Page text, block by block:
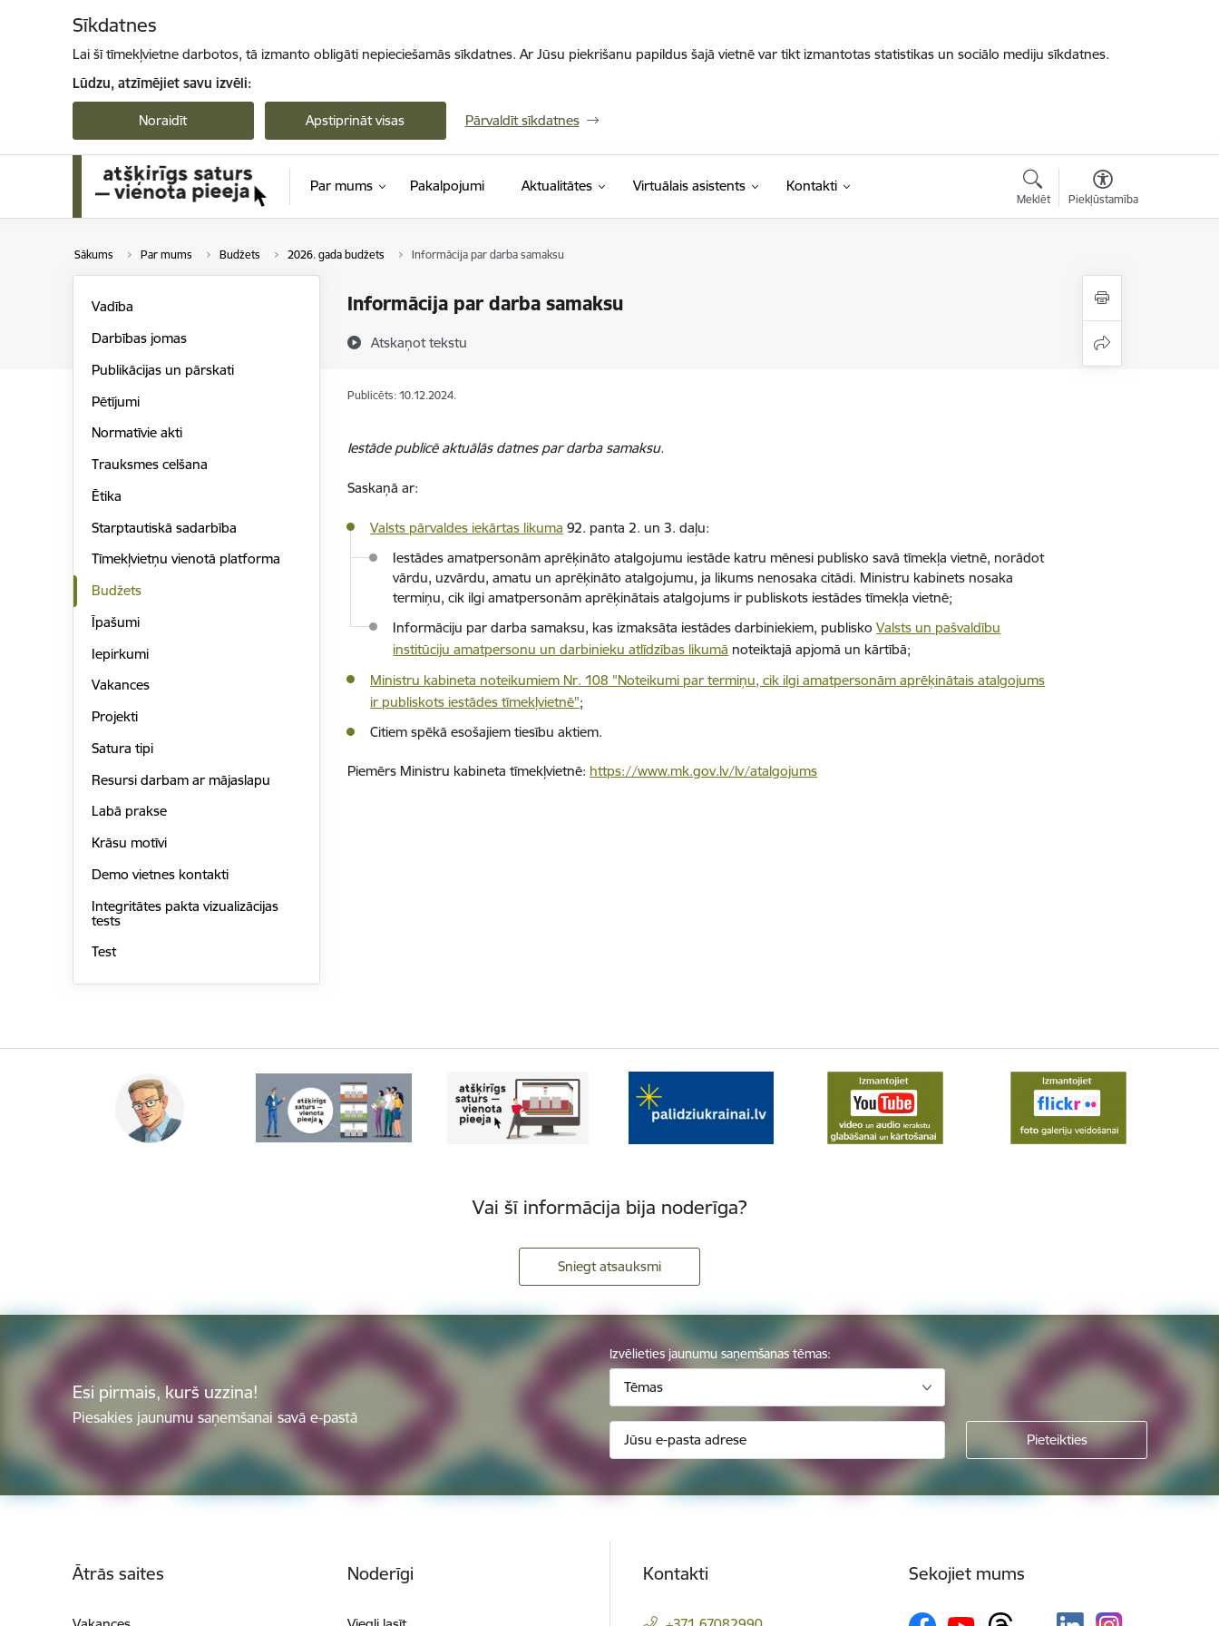
Sīkdatnes
Lai šī tīmekļvietne darbotos, tā izmanto obligāti nepieciešamās sīkdatnes. Ar Jūsu piekrišanu papildus šajā vietnē var tikt izmantotas statistikas un sociālo mediju sīkdatnes.
Lūdzu, atzīmējiet savu izvēli:
Noraidīt Apstiprināt visas Pārvaldīt sīkdatnes
Par mums Pakalpojumi Aktualitātes Virtuālais asistents Kontakti
Meklēt Piekļūstamība
Sākums Par mums Budžets 2026. gada budžets Informācija par darba samaksu
Informācija par darba samaksu
Atskaņot tekstu
Vadība
Darbības jomas
Publikācijas un pārskati
Pētījumi
Normatīvie akti
Trauksmes celšana
Ētika
Starptautiskā sadarbība
Tīmekļvietņu vienotā platforma
Budžets
Īpašumi
Iepirkumi
Vakances
Projekti
Satura tipi
Resursi darbam ar mājaslapu
Labā prakse
Krāsu motīvi
Demo vietnes kontakti
Integritātes pakta vizualizācijas
tests
Test
Publicēts: 10.12.2024.
Iestāde publicē aktuālās datnes par darba samaksu.
Saskaņā ar:
Valsts pārvaldes iekārtas likuma 92. panta 2. un 3. daļu:
Iestādes amatpersonām aprēķināto atalgojumu iestāde katru mēnesi publisko savā tīmekļa vietnē, norādot
vārdu, uzvārdu, amatu un aprēķināto atalgojumu, ja likums nenosaka citādi. Ministru kabinets nosaka
termiņu, cik ilgi amatpersonām aprēķinātais atalgojums ir publiskots iestādes tīmekļa vietnē;
Informāciju par darba samaksu, kas izmaksāta iestādes darbiniekiem, publiskoValsts un pašvaldību
institūciju amatpersonu un darbinieku atlīdzības likumā noteiktajā apjomā un kārtībā;
Ministru kabineta noteikumiem Nr. 108 "Noteikumi par termiņu, cik ilgi amatpersonām aprēķinātais atalgojums
ir publiskots iestādes tīmekļvietnē";
Citiem spēkā esošajiem tiesību aktiem.
Piemērs Ministru kabineta tīmekļvietnē: https://www.mk.gov.lv/lv/atalgojums
Vai šī informācija bija noderīga?
Sniegt atsauksmi
Esi pirmais, kurš uzzina!
Piesakies jaunumu saņemšanai savā e-pastā
Izvēlieties jaunumu saņemšanas tēmas:
Tēmas
Ātrās saites Noderīgi Kontakti Sekojiet mums